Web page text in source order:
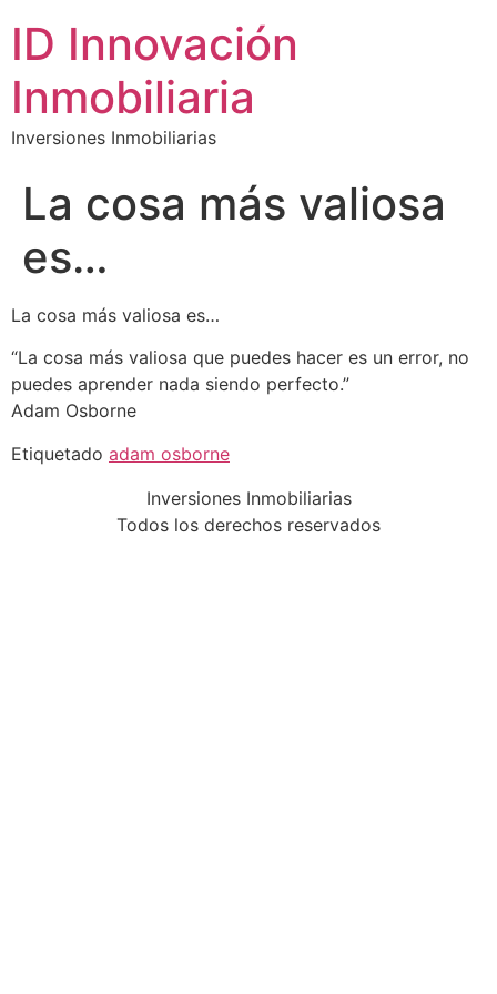
ID Innovación
Inmobiliaria
Inversiones Inmobiliarias
La cosa más valiosa
es…
La cosa más valiosa es…
“La cosa más valiosa que puedes hacer es un error, no
puedes aprender nada siendo perfecto.”
Adam Osborne
Etiquetado adam osborne
Inversiones Inmobiliarias
Todos los derechos reservados